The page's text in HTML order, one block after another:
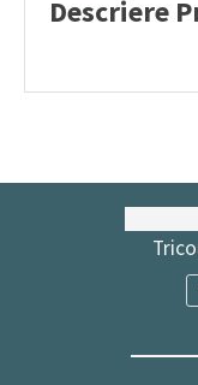
Descriere